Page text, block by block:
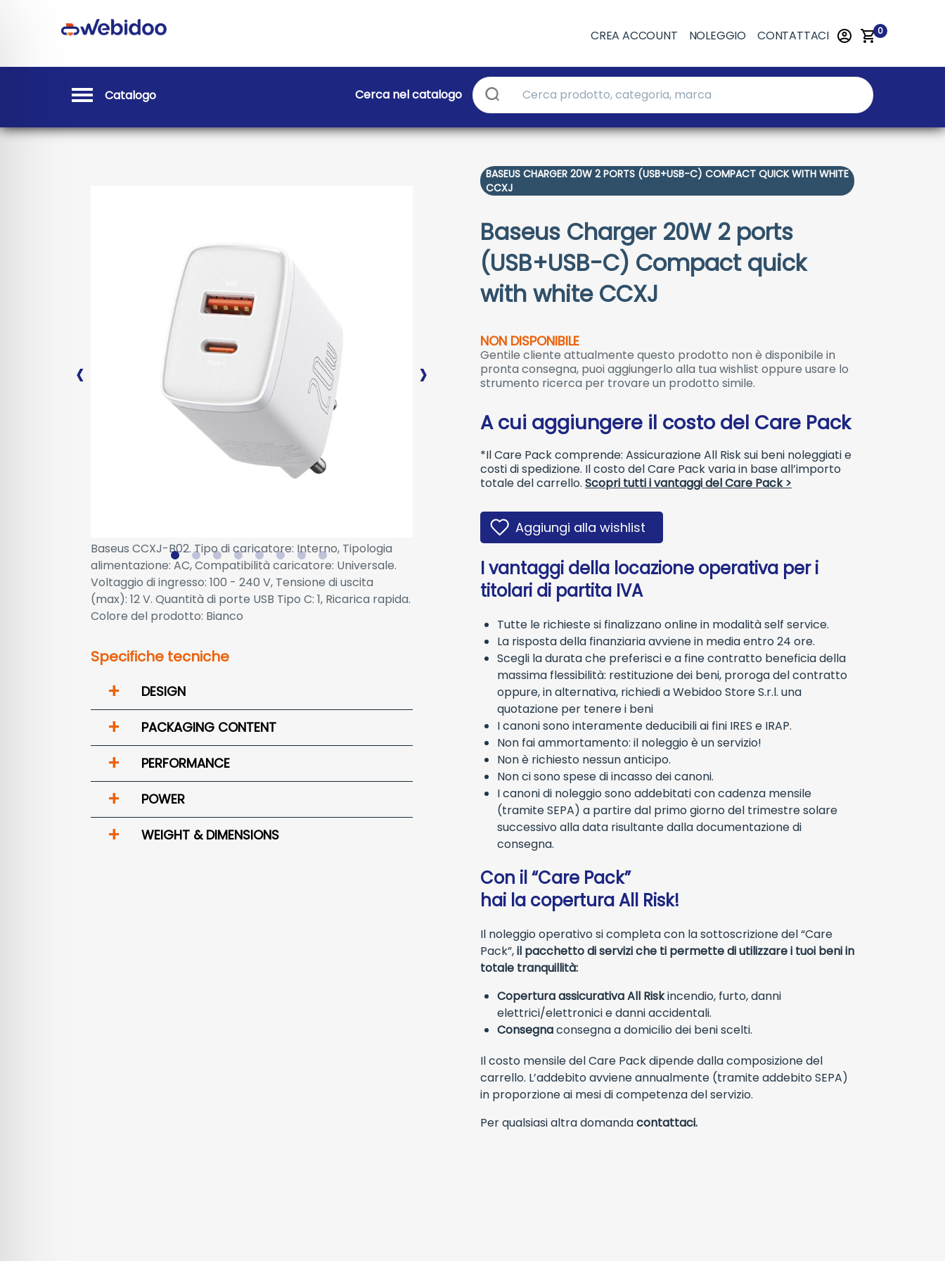
CREA ACCOUNT NOLEGGIO CONTATTACI 0
Catalogo Cerca nel catalogo
Baseus CCXJ-B02. Tipo di caricatore: Interno, Tipologia
alimentazione: AC, Compatibilità caricatore: Universale.
Voltaggio di ingresso: 100 - 240 V, Tensione di uscita
(max): 12 V. Quantità di porte USB Tipo C: 1, Ricarica rapida.
Colore del prodotto: Bianco
Specifiche tecniche
+ DESIGN
+ PACKAGING CONTENT
+ PERFORMANCE
+ POWER
+ WEIGHT & DIMENSIONS
BASEUS CHARGER 20W 2 PORTS (USB+USB-C) COMPACT QUICK WITH WHITE
CCXJ
Baseus Charger 20W 2 ports
(USB+USB-C) Compact quick
with white CCXJ
NON DISPONIBILE
Gentile cliente attualmente questo prodotto non è disponibile in
pronta consegna, puoi aggiungerlo alla tua wishlist oppure usare lo
strumento ricerca per trovare un prodotto simile.
A cui aggiungere il costo del Care Pack
*Il Care Pack comprende: Assicurazione All Risk sui beni noleggiati e
costi di spedizione. Il costo del Care Pack varia in base all’importo
totale del carrello. Scopri tutti i vantaggi del Care Pack >
Aggiungi alla wishlist
I vantaggi della locazione operativa per i
titolari di partita IVA
Tutte le richieste si finalizzano online in modalità self service.
La risposta della finanziaria avviene in media entro 24 ore.
Scegli la durata che preferisci e a fine contratto beneficia della
massima flessibilità: restituzione dei beni, proroga del contratto
oppure, in alternativa, richiedi a Webidoo Store S.r.l. una
quotazione per tenere i beni
I canoni sono interamente deducibili ai fini IRES e IRAP.
Non fai ammortamento: il noleggio è un servizio!
Non è richiesto nessun anticipo.
Non ci sono spese di incasso dei canoni.
I canoni di noleggio sono addebitati con cadenza mensile
(tramite SEPA) a partire dal primo giorno del trimestre solare
successivo alla data risultante dalla documentazione di
consegna.
Con il “Care Pack”
hai la copertura All Risk!
Il noleggio operativo si completa con la sottoscrizione del “Care
Pack”,il pacchetto di servizi che ti permette di utilizzare i tuoi beni in
totale tranquillità:
Copertura assicurativa All Riskincendio, furto, danni
elettrici/elettronici e danni accidentali.
Consegnaconsegna a domicilio dei beni scelti.
Il costo mensile del Care Pack dipende dalla composizione del
carrello. L’addebito avviene annualmente (tramite addebito SEPA)
in proporzione ai mesi di competenza del servizio.
Per qualsiasi altra domandacontattaci.